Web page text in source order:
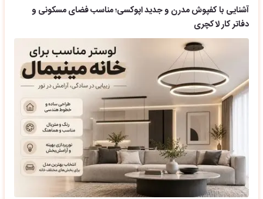
آشنایی با کفپوش مدرن و جدید اپوکسی؛ مناسب فضای مسکونی و
دفاتر کار لاکچری